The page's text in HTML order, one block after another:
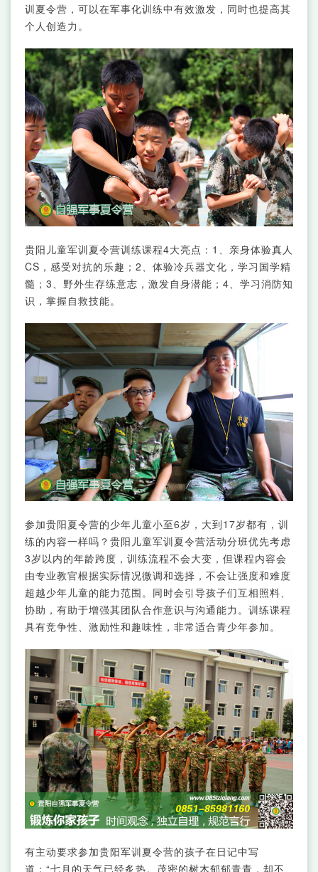
训夏令营，可以在军事化训练中有效激发，同时也提高其
个人创造力。
贵阳儿童军训夏令营训练课程4大亮点：1、亲身体验真人
CS，感受对抗的乐趣；2、体验冷兵器文化，学习国学精
髓；3、野外生存练意志，激发自身潜能；4、学习消防知
识，掌握自救技能。
参加贵阳夏令营的少年儿童小至6岁，大到17岁都有，训
练的内容一样吗？贵阳儿童军训夏令营活动分班优先考虑
3岁以内的年龄跨度，训练流程不会大变，但课程内容会
由专业教官根据实际情况微调和选择，不会让强度和难度
超越少年儿童的能力范围。同时会引导孩子们互相照料、
协助，有助于增强其团队合作意识与沟通能力。训练课程
具有竞争性、激励性和趣味性，非常适合青少年参加。
有主动要求参加贵阳军训夏令营的孩子在日记中写
道：“七月的天气已经炙热。茂密的树木郁郁青青，却不